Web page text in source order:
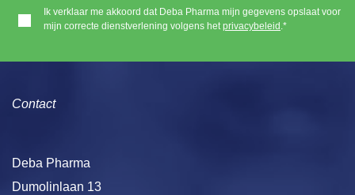
Ik verklaar me akkoord dat Deba Pharma mijn gegevens opslaat voor
mijn correcte dienstverlening volgens hetprivacybeleid .*
Contact
Deba Pharma
Dumolinlaan 13